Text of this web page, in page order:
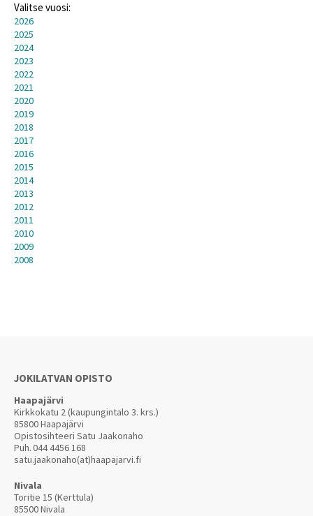
Valitse vuosi:
2026
2025
2024
2023
2022
2021
2020
2019
2018
2017
2016
2015
2014
2013
2012
2011
2010
2009
2008
JOKILATVAN OPISTO
Haapajärvi
Kirkkokatu 2 (kaupungintalo 3. krs.)
85800 Haapajärvi
Opistosihteeri Satu Jaakonaho
Puh.044 4456 168
satu.jaakonaho(at)haapajarvi.fi
Nivala
Toritie 15 (Kerttula)
85500 Nivala